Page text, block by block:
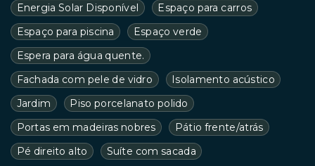
Energia Solar Disponível
Espaço para carros
Espaço para piscina
Espaço verde
Espera para água quente.
Fachada com pele de vidro
Isolamento acústico
Jardim
Piso porcelanato polido
Portas em madeiras nobres
Pátio frente/atrás
Pé direito alto
Suíte com sacada